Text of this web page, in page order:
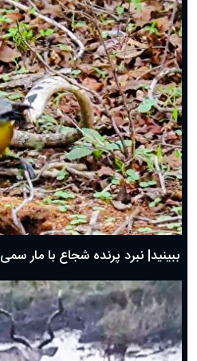
ببینید| نبرد پرنده شجاع با مار سمی